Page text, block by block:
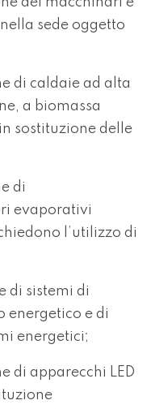
sede oggetto
di caldaie ad alta
a biomassa
sostituzione delle
di
evaporativi
l’utilizzo di
di sistemi di
energetico e di
energetici;
di apparecchi LED